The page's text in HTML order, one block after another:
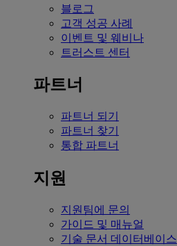
블로그
고객 성공 사례
이벤트 및 웨비나
트러스트 센터
파트너
파트너 되기
파트너 찾기
통합 파트너
지원
지원팀에 문의
가이드 및 매뉴얼
기술 문서 데이터베이스